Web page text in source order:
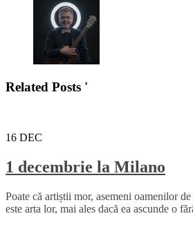
Related Posts '
16 DEC
1 decembrie la Milano
Poate că artiștii mor, asemeni oamenilor
este arta lor, mai ales dacă ea ascunde o